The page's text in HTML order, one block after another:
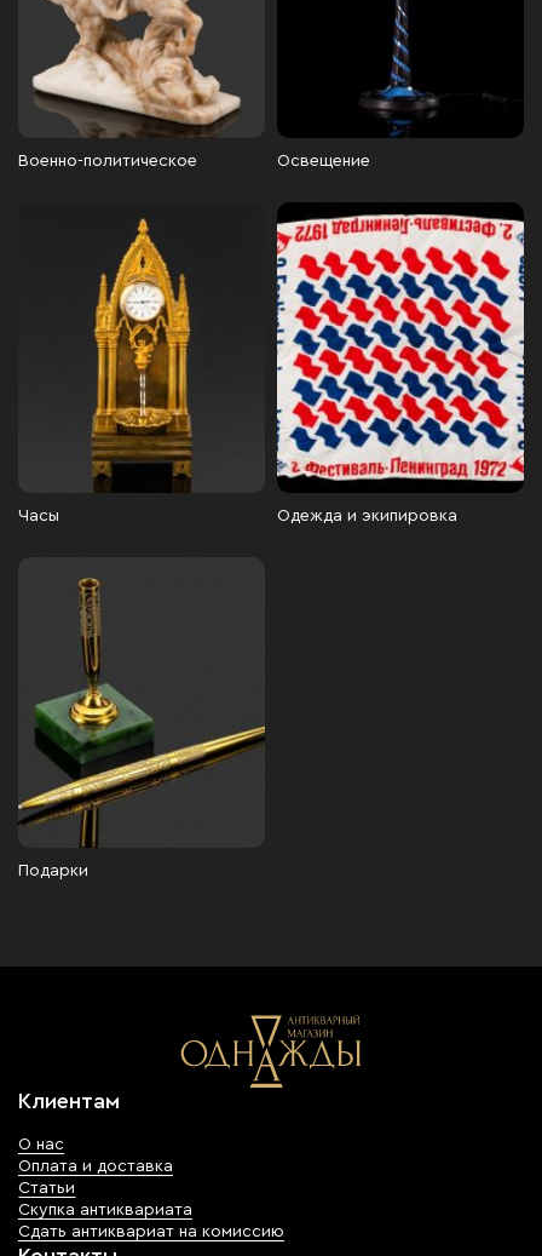
Военно-политическое Освещение
Часы Одежда и экипировка
Подарки
Клиентам
О нас
Оплата и доставка
Статьи
Скупка антиквариата
Сдать антиквариат на комиссию